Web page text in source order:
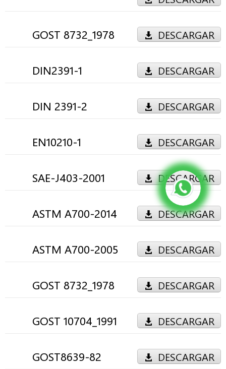
GOST 8732_1978 DESCARGAR
DIN2391-1 DESCARGAR
DIN 2391-2 DESCARGAR
EN10210-1 DESCARGAR
SAE-J403-2001 DESCARGAR
ASTM A700-2014 DESCARGAR
ASTM A700-2005 DESCARGAR
GOST 8732_1978 DESCARGAR
GOST 10704_1991 DESCARGAR
GOST8639-82 DESCARGAR